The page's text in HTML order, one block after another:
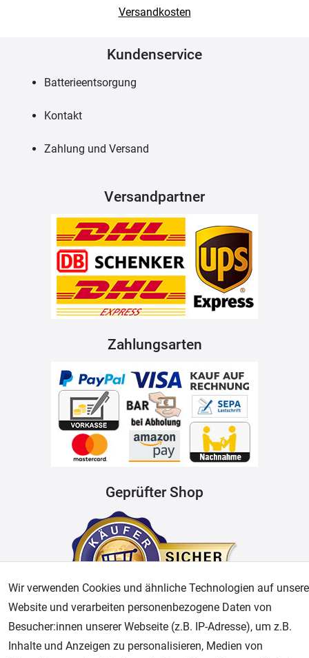
Versandkosten
Kundenservice
Batterieentsorgung
Kontakt
Zahlung und Versand
Versandpartner
Zahlungsarten
Geprüfter Shop
AGB Widerrufsrecht Datenschutz Impressum
Wir verwenden Cookies und ähnliche Technologien auf
Website und verarbeiten personenbezogene Daten von
Besucher:innen unserer Webseite (z.B. IP-Adresse), um z.B.
Inhalte und Anzeigen zu personalisieren, Medien von